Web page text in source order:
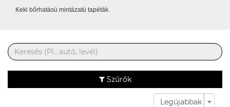
Keki bőrhatású mintázatú tapéták.
Szűrők
Legújabbak